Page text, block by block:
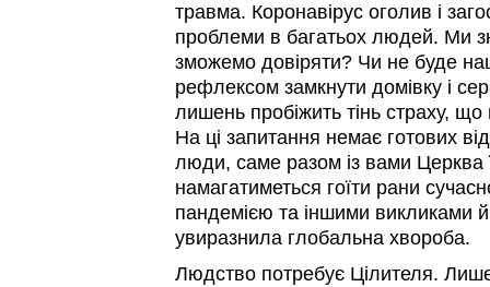
травма. Коронавірус оголив і
проблеми в багатьох людей. Ми
зможемо довіряти? Чи не буде
рефлексом замкнути домівку і
лишень пробіжить тінь страху,
На ці запитання немає готових
люди, саме разом із вами Церква
намагатиметься гоїти рани
пандемією та іншими викликами
увиразнила глобальна хвороба.
Людство потребує Цілителя.